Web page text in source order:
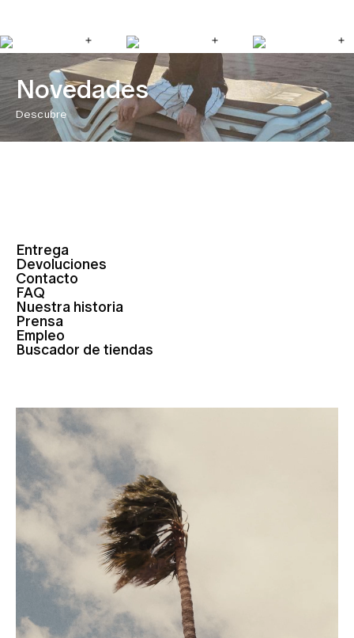
Novedades
Descubre
Entrega
Devoluciones
Contacto
FAQ
Nuestra historia
Prensa
Empleo
Buscador de tiendas